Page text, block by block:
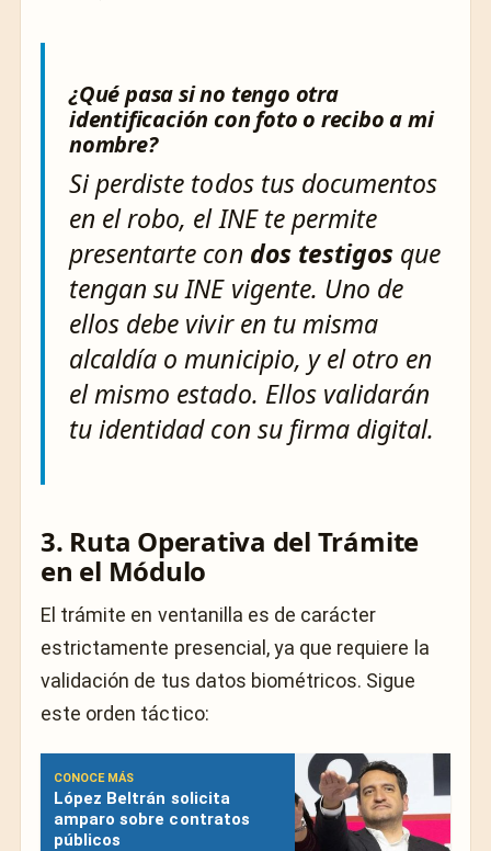
¿Qué pasa si no tengo otra
identificación con foto o recibo a mi
nombre?
Si perdiste todos tus documentos
en el robo, el INE te permite
presentarte con dos testigos que
tengan su INE vigente. Uno de
ellos debe vivir en tu misma
alcaldía o municipio, y el otro en
el mismo estado. Ellos validarán
tu identidad con su firma digital.
3. Ruta Operativa del Trámite
en el Módulo
El trámite en ventanilla es de carácter
estrictamente presencial, ya que requiere la
validación de tus datos biométricos. Sigue
este orden táctico:
CONOCE MÁS
López Beltrán solicita
amparo sobre contratos
públicos